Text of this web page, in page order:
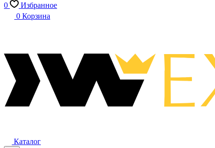
0
Избранное
0 Корзина
Каталог